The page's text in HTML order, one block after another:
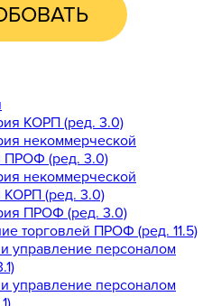
КОРП (ред. 3.0)
некоммерческой
ПРОФ (ред. 3.0)
некоммерческой
КОРП (ред. 3.0)
ПРОФ (ред. 3.0)
торговлей ПРОФ (ред. 11.5)
и управление персоналом
и управление персоналом